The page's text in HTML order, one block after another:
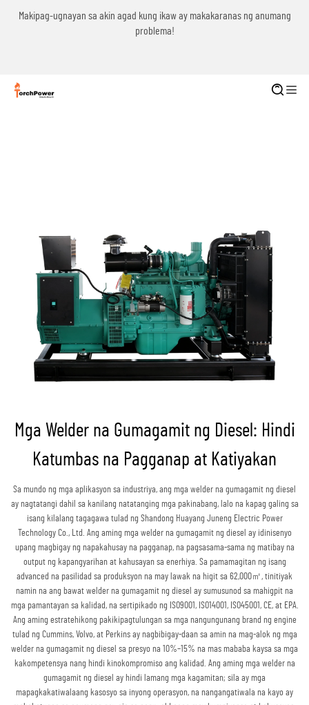
Makipag-ugnayan sa akin agad kung ikaw ay makakaranas ng anumang
problema!
Mga Welder na Gumagamit ng Diesel: Hindi
Katumbas na Pagganap at Katiyakan
Sa mundo ng mga aplikasyon sa industriya, ang mga welder na gumagamit ng diesel
ay nagtatangi dahil sa kanilang natatanging mga pakinabang, lalo na kapag galing sa
isang kilalang tagagawa tulad ng Shandong Huayang Juneng Electric Power
Technology Co., Ltd. Ang aming mga welder na gumagamit ng diesel ay idinisenyo
upang magbigay ng napakahusay na pagganap, na pagsasama-sama ng matibay na
output ng kapangyarihan at kahusayan sa enerhiya. Sa pamamagitan ng isang
advanced na pasilidad sa produksyon na may lawak na higit sa 62,000㎡, tinitiyak
namin na ang bawat welder na gumagamit ng diesel ay sumusunod sa mahigpit na
mga pamantayan sa kalidad, na sertipikado ng ISO9001, ISO14001, ISO45001, CE, at EPA.
Ang aming estratehikong pakikipagtulungan sa mga nangungunang brand ng engine
tulad ng Cummins, Volvo, at Perkins ay nagbibigay-daan sa amin na mag-alok ng mga
welder na gumagamit ng diesel sa presyo na 10%–15% na mas mababa kaysa sa mga
kakompetensya nang hindi kinokompromiso ang kalidad. Ang aming mga welder na
gumagamit ng diesel ay hindi lamang mga kagamitan; sila ay mga
mapagkakatiwalaang kasosyo sa inyong operasyon, na nangangatiwala na kayo ay